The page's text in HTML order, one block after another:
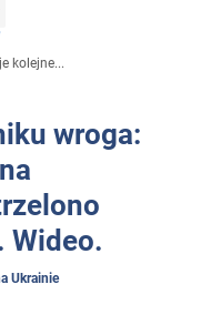
kolejne...
wroga:
Wideo.
Ukrainie